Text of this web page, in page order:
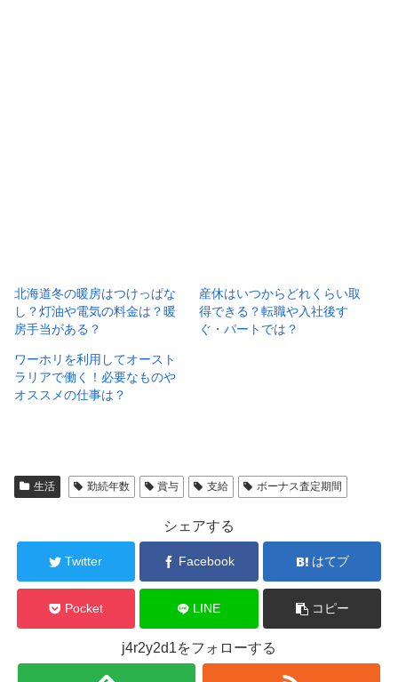
北海道冬の暖房はつけっぱな
し？灯油や電気の料金は？暖
房手当がある？
産休はいつからどれくらい取
得できる？転職や入社後す
ぐ・パートでは？
ワーホリを利用してオースト
ラリアで働く！必要なものや
オススメの仕事は？
生活 勤続年数 賞与 支給 ボーナス査定期間
シェアする
Twitter Facebook はてブ
Pocket LINE コピー
j4r2y2d1をフォローする